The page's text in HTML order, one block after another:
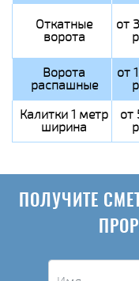
Откатные
ворота
от
Ворота
распашные
от
Калитки 1 метр
ширина
от
ПОЛУЧИТЕ